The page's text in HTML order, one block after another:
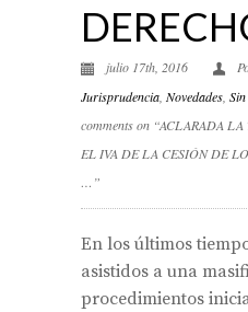
julio 17th, 2016
Jurisprudencia Novedades
comments on “ACLARADA
EL IVA DE LA CESIÓN DE
…”
En los últimos
asistidos a una
procedimientos